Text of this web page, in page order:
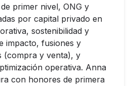
primer nivel, ONG y
por capital privado en
sostenibilidad y
impacto, fusiones y
(compra y venta), y
operativa. Anna
con honores de primera